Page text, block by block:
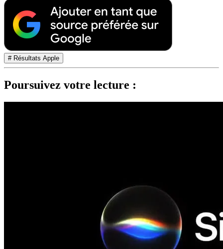
# Résultats Apple
Poursuivez votre lecture :